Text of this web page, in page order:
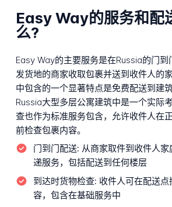
Easy Way的服务和配
么?
Easy Way的主要服务是在Russia的门到
发货地的商家收取包裹并送到收件人的
中包含的一个显著特点是免费配送到建
Russia大型多层公寓建筑中是一个实际
查也作为标准服务包含，允许收件人在
前检查包裹内容。
门到门配送: 从商家取件到收件人
递服务，包括配送到任何楼层
到达时货物检查: 收件人可在配送
容，包含在基础服务中